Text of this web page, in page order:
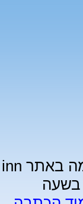
כתבה זאת פורסמה באתר inn
בתאריך 17-4-26 בשעה